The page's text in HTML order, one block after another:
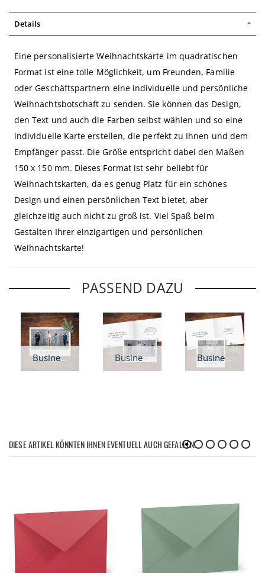
Details
Eine personalisierte Weihnachtskarte im quadratischen
Format ist eine tolle Möglichkeit, um Freunden, Familie
oder Geschäftspartnern eine individuelle und persönliche
Weihnachtsbotschaft zu senden. Sie können das Design,
den Text und auch die Farben selbst wählen und so eine
individuelle Karte erstellen, die perfekt zu Ihnen und dem
Empfänger passt. Die Größe entspricht dabei den Maßen
150 x 150 mm. Dieses Format ist sehr beliebt für
Weihnachtskarten, da es genug Platz für ein schönes
Design und einen persönlichen Text bietet, aber
gleichzeitig auch nicht zu groß ist. Viel Spaß beim
Gestalten Ihrer einzigartigen und persönlichen
Weihnachtskarte!
PASSEND DAZU
Business Christmas Weihnachtskarte - A6 quer Business Christmas Weihnachtskarte - A6 Klappkarte Business Christmas Weihnachtskarte - Klappkarte quadratisch
DIESE ARTIKEL KÖNNTEN IHNEN EVENTUELL AUCH GEFALLEN!